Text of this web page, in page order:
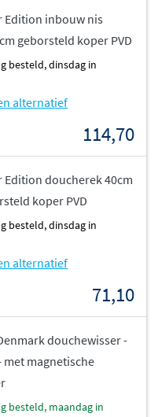
Edition inbouw nis
geborsteld koper PVD
alternatief
114,70
Edition doucherek 40cm
koper PVD
alternatief
71,10
douchewisser -
met magnetische